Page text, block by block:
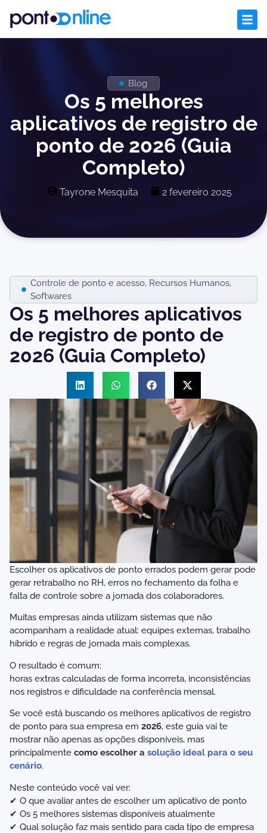
Blog
Os 5 melhores
aplicativos de registro de
ponto de 2026 (Guia
Completo)
Tayrone Mesquita 2 fevereiro 2025
Controle de ponto e acesso, Recursos Humanos,
Softwares
Os 5 melhores aplicativos
de registro de ponto de
2026 (Guia Completo)
Escolher os aplicativos de ponto errados podem gerar pode
gerar retrabalho no RH, erros no fechamento da folha e
falta de controle sobre a jornada dos colaboradores.
Muitas empresas ainda utilizam sistemas que não
acompanham a realidade atual: equipes externas, trabalho
híbrido e regras de jornada mais complexas.
O resultado é comum:
horas extras calculadas de forma incorreta, inconsistências
nos registros e dificuldade na conferência mensal.
Se você está buscando os melhores aplicativos de registro
de ponto para sua empresa em 2026, este guia vai te
mostrar não apenas as opções disponíveis, mas
principalmente como escolher a solução ideal para o seu
cenário.
Neste conteúdo você vai ver:
✔ O que avaliar antes de escolher um aplicativo de ponto
✔ Os 5 melhores sistemas disponíveis atualmente
✔ Qual solução faz mais sentido para cada tipo de empresa